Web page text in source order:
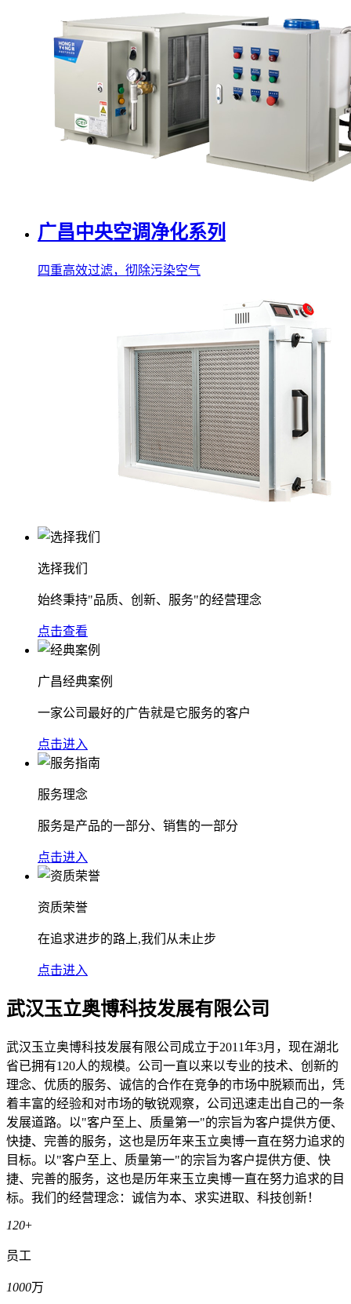
广昌中央空调净化系列
四重高效过滤，彻除污染空气
选择我们
始终秉持"品质、创新、服务"的经营理念
点击查看
广昌经典案例
一家公司最好的广告就是它服务的客户
点击进入
服务理念
服务是产品的一部分、销售的一部分
点击进入
资质荣誉
在追求进步的路上,我们从未止步
点击进入
武汉玉立奥博科技发展有限公司
武汉玉立奥博科技发展有限公司成立于2011年3月，现在湖北
省已拥有120人的规模。公司一直以来以专业的技术、创新的
理念、优质的服务、诚信的合作在竞争的市场中脱颖而出，凭
着丰富的经验和对市场的敏锐观察，公司迅速走出自己的一条
发展道路。以"客户至上、质量第一"的宗旨为客户提供方便、
快捷、完善的服务，这也是历年来玉立奥博一直在努力追求的
目标。以"客户至上、质量第一"的宗旨为客户提供方便、快
捷、完善的服务，这也是历年来玉立奥博一直在努力追求的目
标。我们的经营理念：诚信为本、求实进取、科技创新！
120+
员工
1000万